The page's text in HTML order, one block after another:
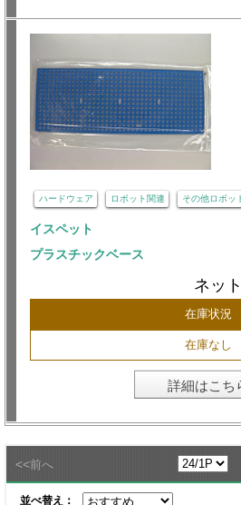
ハードウェア ロボット関連 その他ロボッ
イスペット
プラスチックベース
ネッ
在庫状況
在庫なし
詳細はこち
<<前へ
並べ替え：